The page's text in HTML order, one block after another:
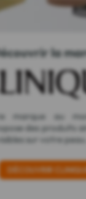
la
marque au
des produits
sur votre peau.
DÉCOUVRIR